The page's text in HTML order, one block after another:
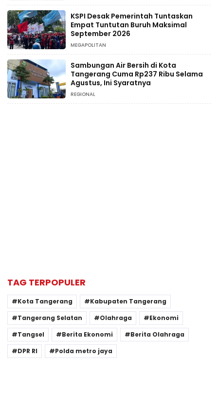
KSPI Desak Pemerintah Tuntaskan
Empat Tuntutan Buruh Maksimal
September 2026
MEGAPOLITAN
Sambungan Air Bersih di Kota
Tangerang Cuma Rp237 Ribu Selama
Agustus, Ini Syaratnya
REGIONAL
TAG TERPOPULER
Kota Tangerang
Kabupaten Tangerang
Tangerang Selatan
Olahraga
Ekonomi
Tangsel
Berita Ekonomi
Berita Olahraga
DPR RI
Polda metro jaya